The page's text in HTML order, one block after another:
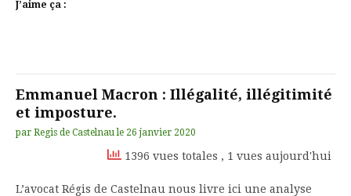
J’aime ça :
Emmanuel Macron : Illégalité, illégitimité
et imposture.
par Regis de Castelnau le 26 janvier 2020
1396 vues totales , 1 vues aujourd'hui
L’avocat Régis de Castelnau nous livre ici une analyse